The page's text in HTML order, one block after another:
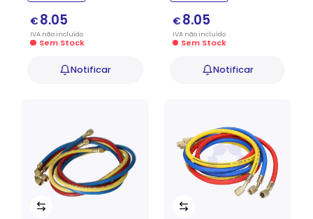
€ 8.05
IVA nãoincluído
Sem Stock
Notificar
€ 8.05
IVA nãoincluído
Sem Stock
Notificar